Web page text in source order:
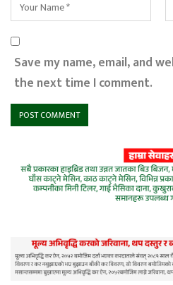
Save my name, email, and
the next time I comment.